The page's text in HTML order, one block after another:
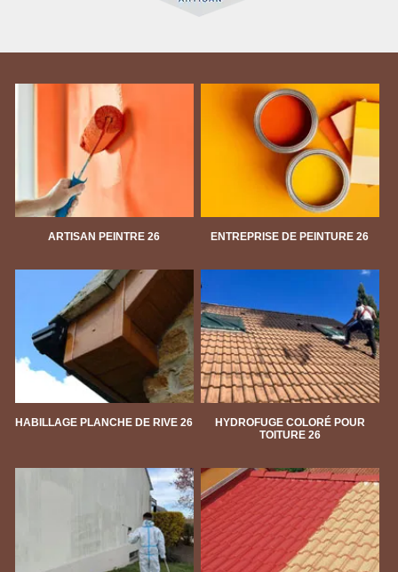
ARTISAN PEINTRE 26 ENTREPRISE DE PEINTURE 26
HABILLAGE PLANCHE DE RIVE 26
HYDROFUGE COLORÉ POUR
TOITURE 26